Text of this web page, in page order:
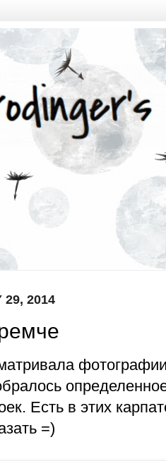
29, 2014
Есть в этих
=)